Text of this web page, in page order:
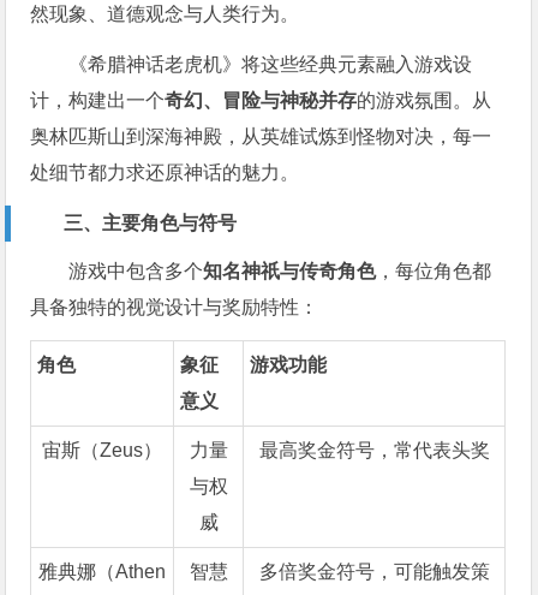
然现象、道德观念与人类行为。
《希腊神话老虎机》将这些经典元素融入游戏设
计，构建出一个奇幻、冒险与神秘并存的游戏氛围。从
奥林匹斯山到深海神殿，从英雄试炼到怪物对决，每一
处细节都力求还原神话的魅力。
三、主要角色与符号
游戏中包含多个知名神祇与传奇角色，每位角色都
具备独特的视觉设计与奖励特性：
角色
象征
意义
游戏功能
宙斯（Zeus）
力量
与权
威
最高奖金符号，常代表头奖
雅典娜（Athen
智慧
多倍奖金符号，可能触发策